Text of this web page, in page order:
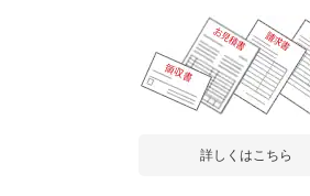
詳しくはこちら